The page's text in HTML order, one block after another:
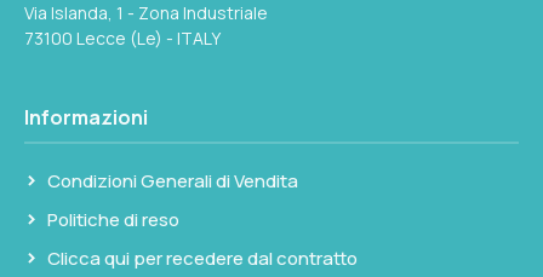
Non disponibile
Via Islanda, 1 - Zona Industriale
73100 Lecce (Le) - ITALY
Informazioni
Condizioni Generali di Vendita
Politiche di reso
Clicca qui per recedere dal contratto